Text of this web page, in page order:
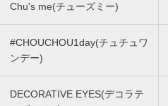
Chu's me(チューズミー)
#CHOUCHOU1day(チュチュワ
ンデー)
DECORATIVE EYES(デコラテ